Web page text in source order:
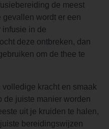
de meest
gevallen wordt er een
in de
deze ontbreken, dan
om de thee te
kracht en smaak
de juiste manier worden
uit je kruiden te halen,
bereidingswijzen